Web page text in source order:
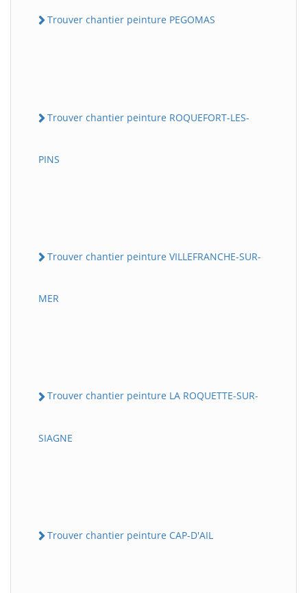
Trouver chantier peinture PEGOMAS
Trouver chantier peinture ROQUEFORT-LES-
PINS
Trouver chantier peinture VILLEFRANCHE-SUR-
MER
Trouver chantier peinture LA ROQUETTE-SUR-
SIAGNE
Trouver chantier peinture CAP-D'AIL